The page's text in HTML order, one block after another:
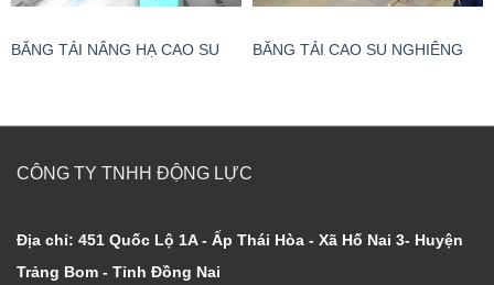
BĂNG TẢI NÂNG HẠ CAO SU BĂNG TẢI CAO SU NGHIÊNG
CÔNG TY TNHH ĐỘNG LỰC
Địa chỉ: 451 Quốc Lộ 1A - Ấp Thái Hòa - Xã Hố Nai 3- Huyện
Trảng Bom - Tỉnh Đồng Nai